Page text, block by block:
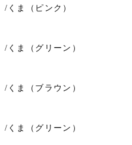
くま（ピンク）
くま（グリーン）
くま（ブラウン）
くま（グリーン）